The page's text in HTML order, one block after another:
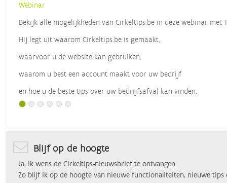
Webinar
Bekijk alle mogelijkheden van Cirkeltips.be in deze webinar met
Hij legt uit waarom Cirkeltips.be is gemaakt,
waarvoor u de website kan gebruiken,
waarom u best een account maakt voor uw bedrijf
en hoe u de beste tips over uw bedrijfsafval kan vinden.
Blijf op de hoogte
Ja, ik wens de Cirkeltips-nieuwsbrief te ontvangen.
Zo blijf ik op de hoogte van nieuwe functionaliteiten, nieuwe tips